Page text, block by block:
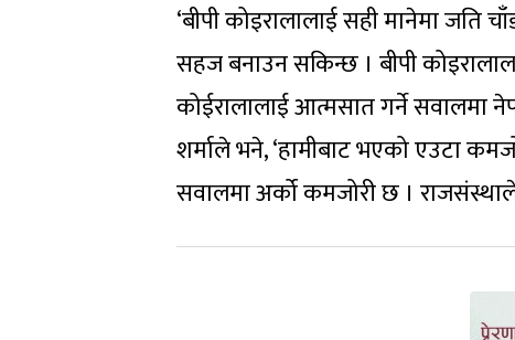
‘बीपी कोइरालालाई सही मानेमा जति
सहज बनाउन सकिन्छ । बीपी
कोईरालालाई आत्मसात गर्ने सवालमा
शर्माले भने, ‘हामीबाट भएको एउटा
सवालमा अर्को कमजोरी छ ।